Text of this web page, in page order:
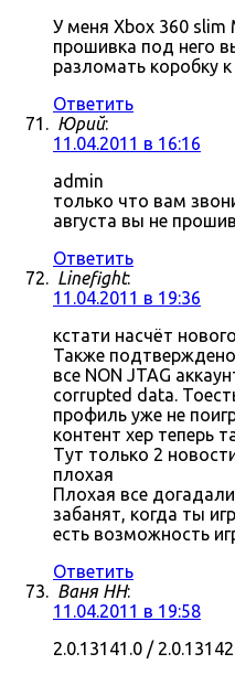
У меня Xbox 360 slim
прошивка под него
разломать коробку
Ответить
Юрий:
11.04.2011 в 16:16
admin
только что вам
августа вы не
Ответить
Linefight:
11.04.2011 в 19:36
кстати насчёт
Также
все NON JTAG
corrupted data.
профиль уже не
контент хер теперь
Тут только 2
плохая
Плохая все
забанят, когда ты
есть возможность
Ответить
Ваня НН:
11.04.2011 в 19:58
2.0.13141.0 /